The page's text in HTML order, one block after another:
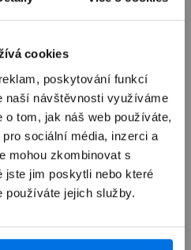
cookies
poskytování funkcí
naší návštěvnosti využíváme
o tom, jak náš web používáte,
sociální média, inzerci a
mohou zkombinovat s
jim poskytli nebo které
používáte jejich služby.